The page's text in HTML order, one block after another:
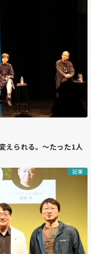
られる。〜たった1人
記事